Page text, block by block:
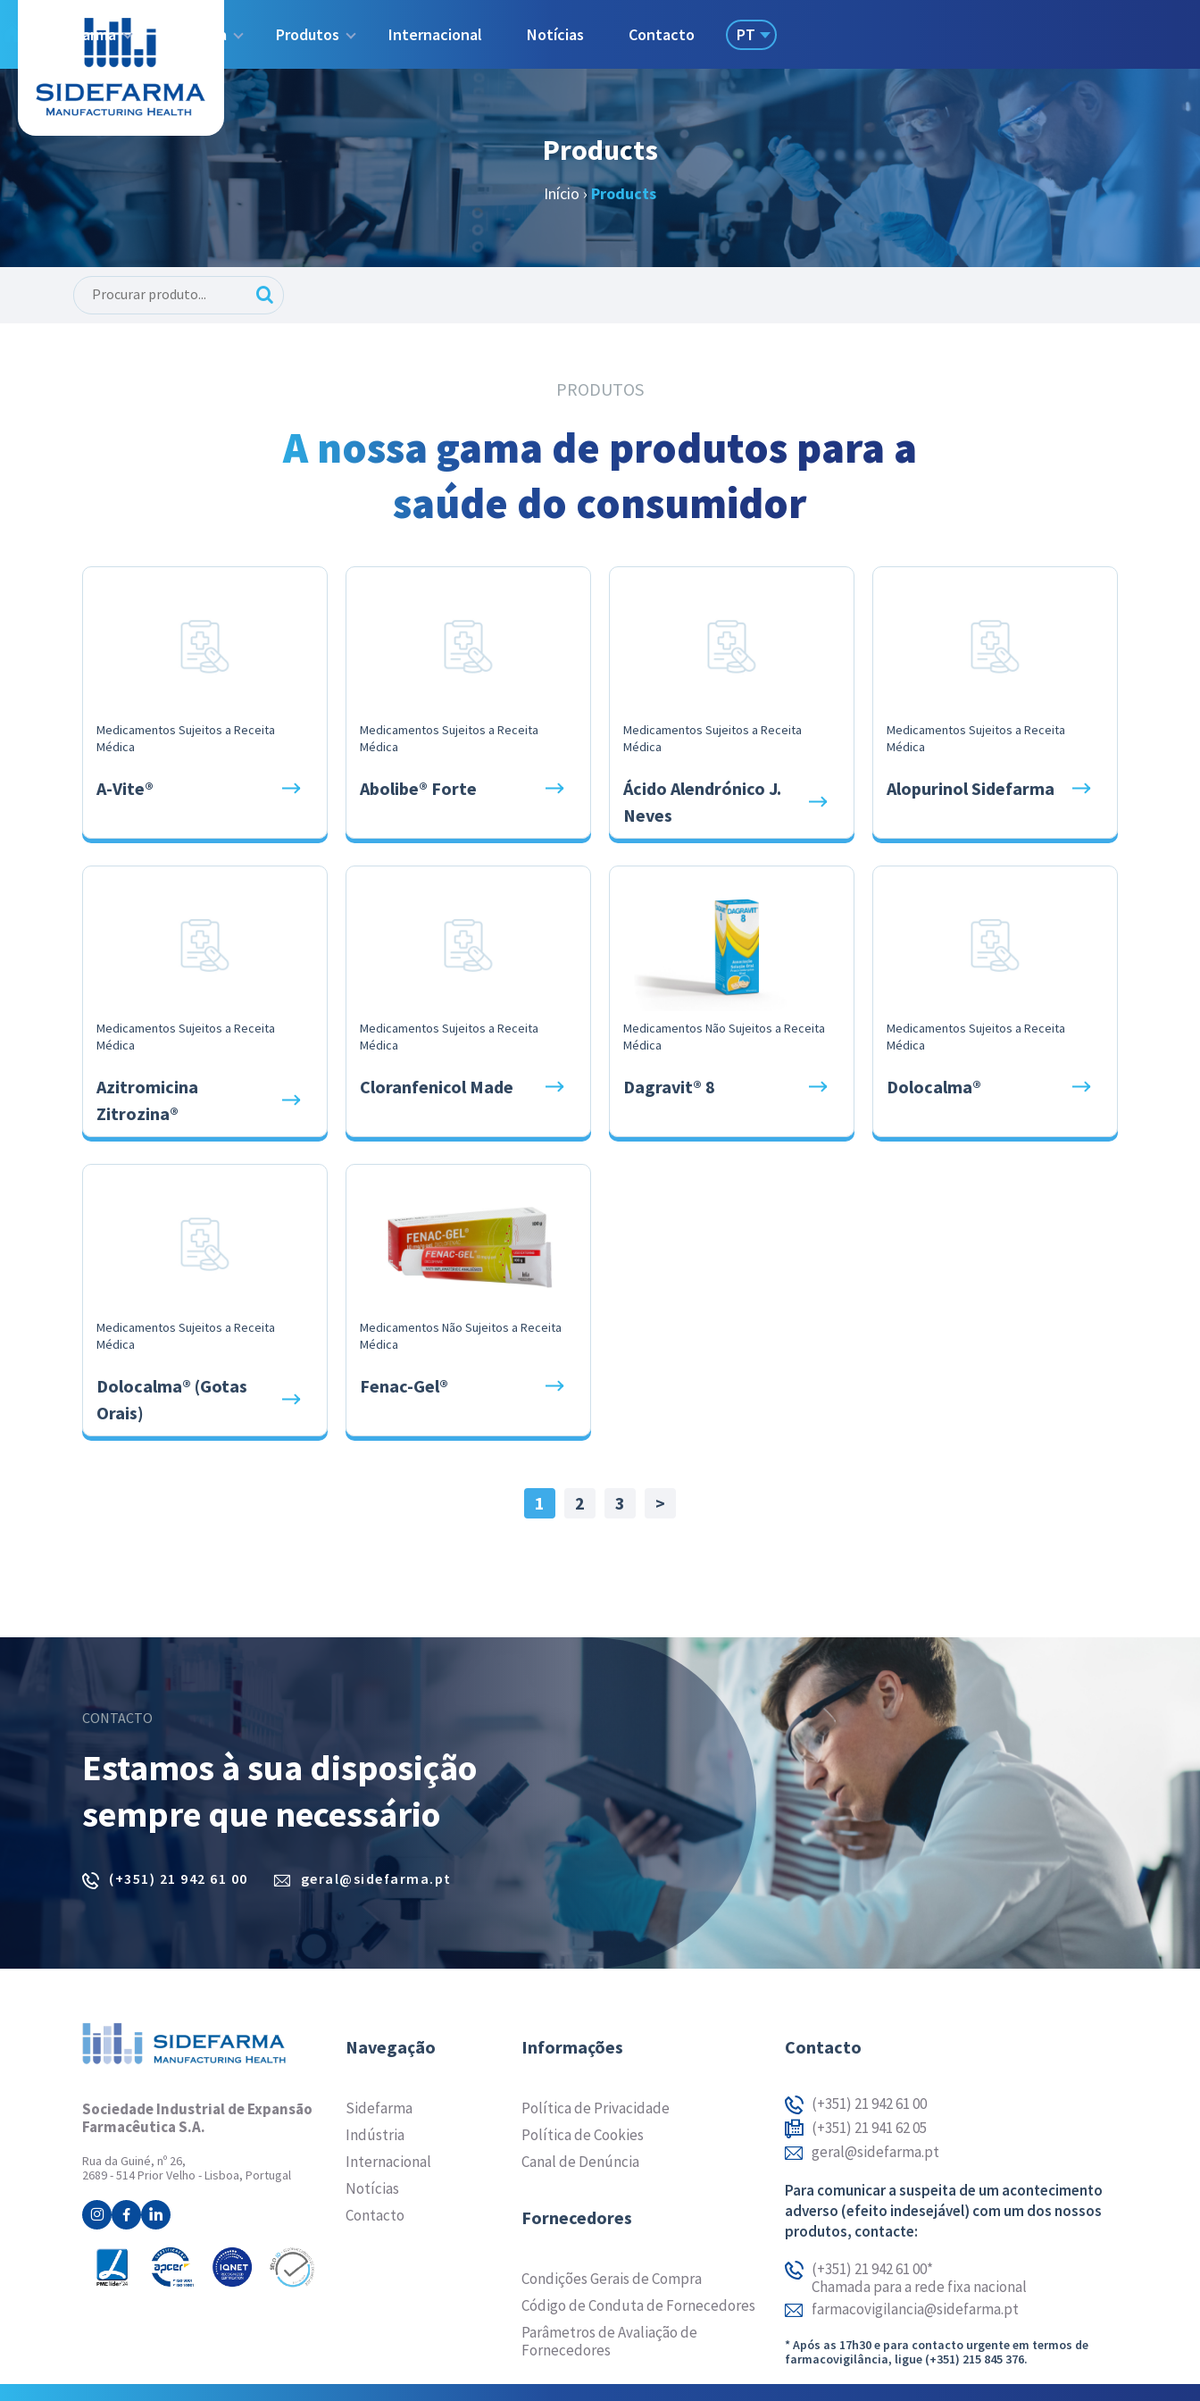
Sidefarma Indústria Produtos Internacional Notícias Contacto PT
Products
Início› Products
PRODUTOS
A nossa gama de produtos para a
saúde do consumidor
Medicamentos Sujeitos a Receita
Médica
A-Vite®
Medicamentos Sujeitos a Receita
Médica
Abolibe® Forte
Medicamentos Sujeitos a Receita
Médica
Ácido Alendrónico J.
Neves
Medicamentos Sujeitos a Receita
Médica
Alopurinol Sidefarma
Medicamentos Sujeitos a Receita
Médica
Azitromicina
Zitrozina®
Medicamentos Sujeitos a Receita
Médica
Cloranfenicol Made
Medicamentos Não Sujeitos a Receita
Médica
Dagravit® 8
Medicamentos Sujeitos a Receita
Médica
Dolocalma®
Medicamentos Sujeitos a Receita
Médica
Dolocalma® (Gotas
Orais)
Medicamentos Não Sujeitos a Receita
Médica
Fenac-Gel®
1 2 3 >
CONTACTO
Estamos à sua disposição
sempre que necessário
(+351) 21 942 61 00 geral@sidefarma.pt
Sociedade Industrial de Expansão
Farmacêutica S.A.
Rua da Guiné, nº 26,
2689 - 514 Prior Velho - Lisboa, Portugal
Navegação
Sidefarma
Indústria
Internacional
Notícias
Contacto
Informações
Política de Privacidade
Política de Cookies
Canal de Denúncia
Fornecedores
Condições Gerais de Compra
Código de Conduta de Fornecedores
Parâmetros de Avaliação de
Fornecedores
Contacto
(+351) 21 942 61 00
(+351) 21 941 62 05
geral@sidefarma.pt
Para comunicar a suspeita de um acontecimento
adverso (efeito indesejável) com um dos nossos
produtos, contacte:
(+351) 21 942 61 00*
Chamada para a rede fixa nacional
farmacovigilancia@sidefarma.pt
* Após as 17h30 e para contacto urgente em termos de
farmacovigilância, ligue (+351) 215 845 376.